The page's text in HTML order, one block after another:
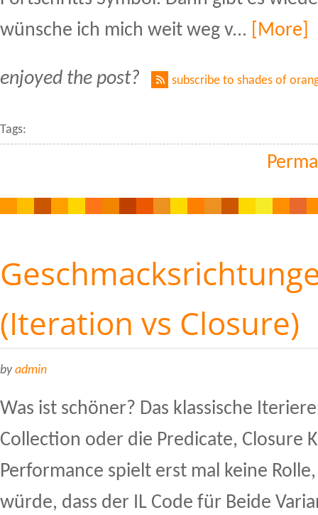
wünsche ich mich weit weg v...
[More]
enjoyed the post? subscribe to shades of
Tags:
(Iteration vs Closure)
byadmin
Was ist schöner? Das klassische
Collection oder die Predicate, Closure
Performance spielt erst mal keine
würde, dass der IL Code für Beide